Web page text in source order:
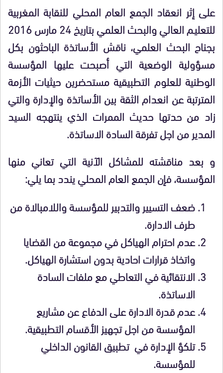
على إثر انعقاد الجمع العام المحلي للنقابة المغربية
للتعليـم العالي والبحث العلمي بتاريخ 24 مارس 2016
بجناح البحث العلمي، ناقش الأساتذة الباحثون بكل
مسؤولية الوضعية التي أصبحت عليها المؤسسة
الوطنية للعلوم التطبيقية مستحضرين حيثيات الأزمة
المترتبة عن انعدام الثقة بين الأساتذة والإدارة والتي
زاد من حدتها حديث الممرات الذي ينتهجه السيد
المدير من اجل تفرقة السادة الاساتذة.
و بعد مناقشته للمشاكل الآنية التي تعاني منها
المؤسسة، فإن الجمع العام المحلي يندد بما يلي:
ضعف التسيير والتدبير للمؤسسة واللامبالاة من
طرف الادارة.
عدم احترام الهياكل في مجموعة من القضايا
واتخاذ قرارات احادية بدون استشارة الهياكل.
الانتقائية في التعاطي مع ملفات السادة
الاساتذة.
عدم قدرة الادارة على الدفاع عن مشاريع
المؤسسة من اجل تجهيز الأقسام التطبيقية.
تلكؤ الإدارة في تطبيق القانون الداخلي
للمؤسسة.